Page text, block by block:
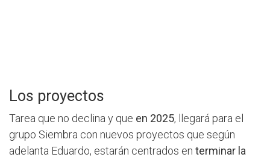
Los proyectos
Tarea que no declina y que en 2025, llegará para el
grupo Siembra con nuevos proyectos que según
adelanta Eduardo, estarán centrados en terminar la